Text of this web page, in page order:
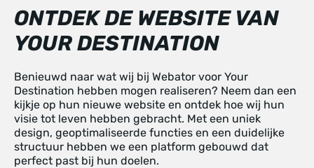
ONTDEK DE WEBSITE VAN
YOUR DESTINATION
Benieuwd naar wat wij bij Webator voor Your
Destination hebben mogen realiseren? Neem dan een
kijkje op hun nieuwe website en ontdek hoe wij hun
visie tot leven hebben gebracht. Met een uniek
design, geoptimaliseerde functies en een duidelijke
structuur hebben we een platform gebouwd dat
perfect past bij hun doelen.